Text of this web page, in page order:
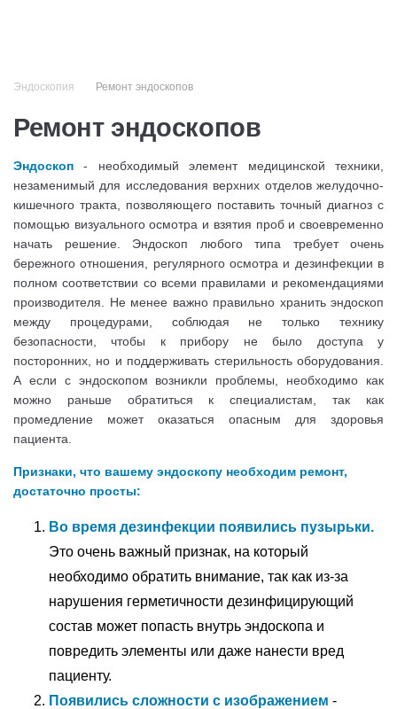
Эндоскопия Ремонт эндоскопов
Ремонт эндоскопов
Эндоскоп
- необходимый элемент медицинской техники,
незаменимый для исследования верхних отделов желудочно-
кишечного тракта, позволяющего поставить точный диагноз с
помощью визуального осмотра и взятия проб и своевременно
начать решение. Эндоскоп любого типа требует очень
бережного отношения, регулярного осмотра и дезинфекции в
полном соответствии со всеми правилами и рекомендациями
производителя. Не менее важно правильно хранить эндоскоп
между процедурами, соблюдая не только технику
безопасности, чтобы к прибору не было доступа у
посторонних, но и поддерживать стерильность оборудования.
А если с эндоскопом возникли проблемы, необходимо как
можно раньше обратиться к специалистам, так как
промедление может оказаться опасным для здоровья
пациента.
Признаки, что вашему эндоскопу необходим ремонт,
достаточно просты:
Во время дезинфекции появились пузырьки.
Это очень важный признак, на который
необходимо обратить внимание, так как из-за
нарушения герметичности дезинфицирующий
состав может попасть внутрь эндоскопа и
повредить элементы или даже нанести вред
пациенту.
Появились сложности с изображением -